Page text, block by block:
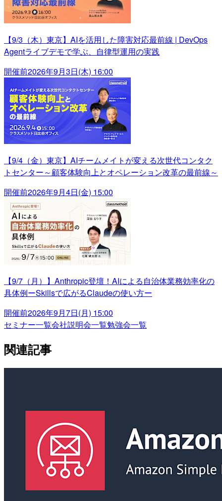
【9/3（木）東京】AIを活用した障害対応最前線 | DevOps
Agentライブデモで学ぶ、自律型運用の実践
開催前2026年9月3日(木) 16:00
【9/4（金）東京】AIチームメイトが変える次世代コンタク
トセンター～顧客体験向上とオペレーション改革の最前線～
開催前2026年9月4日(金) 15:00
【9/7（月）】Anthropic登壇！AIによる自治体業務効率化の
具体例ーSkillsで広がるClaudeの使い方ー
開催前2026年9月7日(月) 15:00
セミナー一覧会社説明会一覧勉強会一覧
関連記事